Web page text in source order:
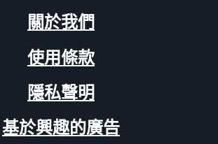
關於我們
使用條款
隱私聲明
基於興趣的廣告